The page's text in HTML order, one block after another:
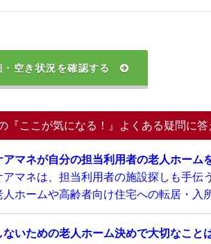
空き状況を確認する
『ここが気になる！』よくある疑問に答
アマネが自分の担当利用者の老人ホーム
アマネは、担当利用者の施設探しも手伝
人ホームや高齢者向け住宅への転居・入
ないための老人ホーム決めで大切なこと